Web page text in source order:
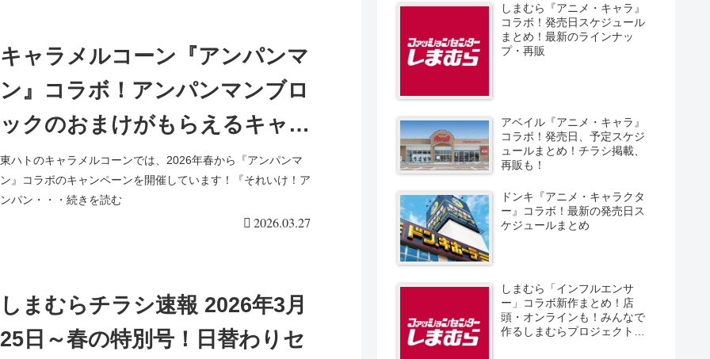
キャラメルコーン『アンパンマ
ン』コラボ！アンパンマンブロ
ックのおまけがもらえるキャン
ペーンの開催店はどこ？全2種
類！4連包装で販売！オンライ
東ハトのキャラメルコーンでは、2026年春から『アンパンマ
ン』コラボのキャンペーンを開催しています！『それいけ！ア
ンパン・・・続きを読む
2026.03.27
しまむらチラシ速報 2026年3月
25日～春の特別号！日替わりセ
しまむら『アニメ・キャラ』
コラボ！発売日スケジュール
まとめ！最新のラインナッ
プ・再販
アベイル『アニメ・キャラ』
コラボ！発売日、予定スケジ
ュールまとめ！チラシ掲載、
再販も！
ドンキ『アニメ・キャラクタ
ー』コラボ！最新の発売日ス
ケジュールまとめ
しまむら「インフルエンサ
ー」コラボ新作まとめ！店
頭・オンラインも！みんなで
作るしまむらプロジェクト！